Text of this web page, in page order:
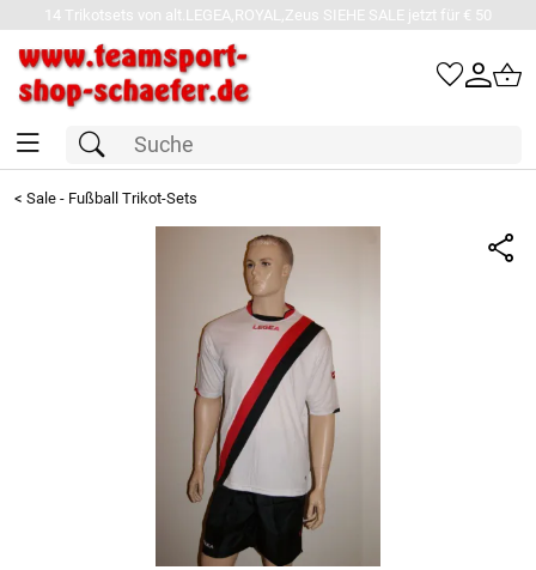
14 Trikotsets von alt.LEGEA,ROYAL,Zeus SIEHE SALE jetzt für € 50
< Sale - Fußball Trikot-Sets